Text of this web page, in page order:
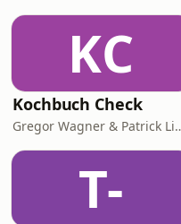
KC
Kochbuch Check
Gregor
T-